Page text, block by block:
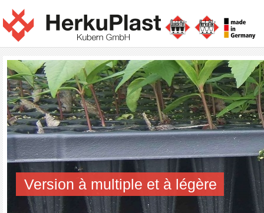
Version à multiple et à légère